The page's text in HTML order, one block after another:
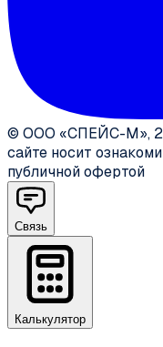
© ООО «СПЕЙС-М»,
сайте носит
публичной офертой
Связь
Калькулятор